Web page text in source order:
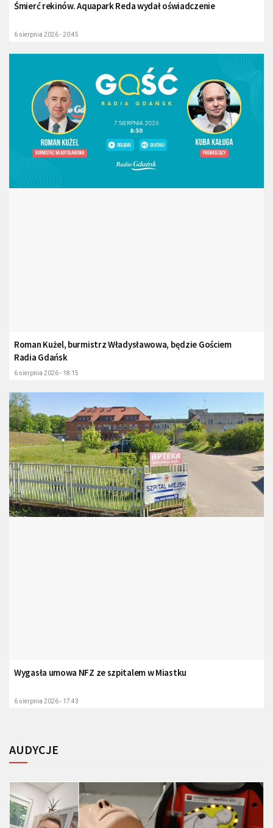
Śmierć rekinów. Aquapark Reda wydał oświadczenie
6 sierpnia 2026 - 20:45
Roman Kużel, burmistrz Władysławowa, będzie Gościem
Radia Gdańsk
6 sierpnia 2026 - 18:15
Wygasła umowa NFZ ze szpitalem w Miastku
6 sierpnia 2026 - 17:43
AUDYCJE